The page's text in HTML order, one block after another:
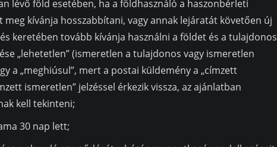
lévő föld esetében, ha a földhasználó a haszonbérleti
kívánja hosszabbítani, vagy annak lejáratát követően új
keretében tovább kívánja használni a földet és a tulajdonos
„lehetetlen” (ismeretlen a tulajdonos vagy ismeretlen
a „meghiúsul”, mert a postai küldemény a „címzett
ismeretlen” jelzéssel érkezik vissza, az ajánlatban
kell tekinteni;
30 nap lett;